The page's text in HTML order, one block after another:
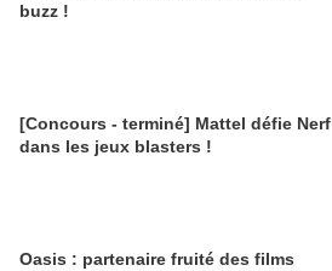
buzz !
[Concours - terminé] Mattel défie Nerf
dans les jeux blasters !
Oasis : partenaire fruité des films